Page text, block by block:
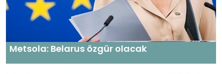
Metsola: Belarus özgür olacak